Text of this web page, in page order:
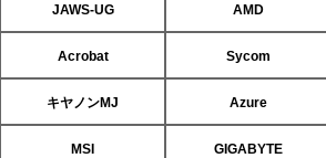
JAWS-UG AMD
Acrobat Sycom
キヤノンMJ Azure
MSI GIGABYTE